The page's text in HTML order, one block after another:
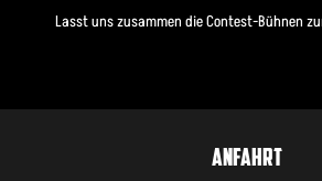
Lasst uns zusammen die Contest-Bühnen
ANFAHRT